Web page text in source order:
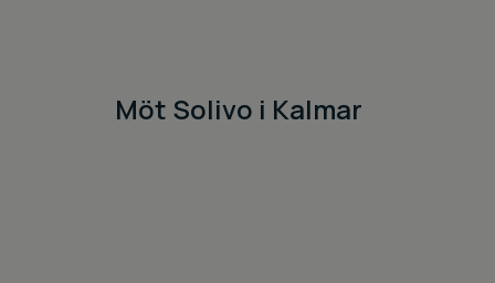
Möt Solivo i Kalmar